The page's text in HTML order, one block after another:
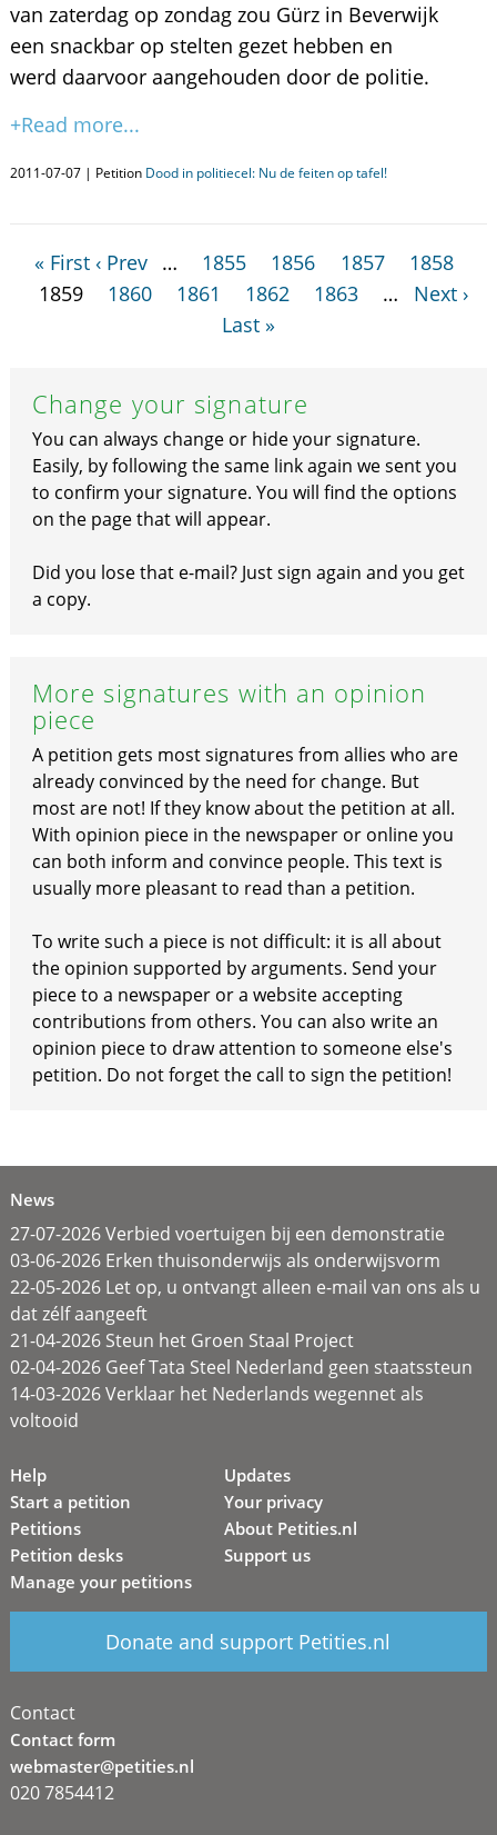
van zaterdag op zondag zou Gürz in Beverwijk
een snackbar op stelten gezet hebben en
werd daarvoor aangehouden door de politie.
+Read more...
2011-07-07 | Petition Dood in politiecel: Nu de feiten op tafel!
« First ‹ Prev … 1855 1856 1857
1858
1859
1860 1861 1862 1863 …
Next ›
Last »
Change your signature
You can always change or hide your signature.
Easily, by following the same link again we sent you
to confirm your signature. You will find the options
on the page that will appear.
Did you lose that e-mail? Just sign again and you get
a copy.
More signatures with an opinion
piece
A petition gets most signatures from allies who are
already convinced by the need for change. But
most are not! If they know about the petition at all.
With opinion piece in the newspaper or online you
can both inform and convince people. This text is
usually more pleasant to read than a petition.
To write such a piece is not difficult: it is all about
the opinion supported by arguments. Send your
piece to a newspaper or a website accepting
contributions from others. You can also write an
opinion piece to draw attention to someone else's
petition. Do not forget the call to sign the petition!
News
27-07-2026 Verbied voertuigen bij een demonstratie
03-06-2026 Erken thuisonderwijs als onderwijsvorm
22-05-2026 Let op, u ontvangt alleen e-mail van ons als u
dat zélf aangeeft
21-04-2026 Steun het Groen Staal Project
02-04-2026 Geef Tata Steel Nederland geen staatssteun
14-03-2026 Verklaar het Nederlands wegennet als
voltooid
Help
Start a petition
Petitions
Petition desks
Manage your petitions
Updates
Your privacy
About Petities.nl
Support us
Donate and support Petities.nl
Contact
Contact form
webmaster@petities.nl
020 7854412